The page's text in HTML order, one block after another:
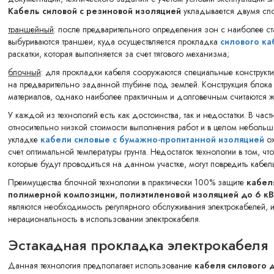
Кабель силовой с резиновой изоляцией укладывается двумя
траншейный: после предварительного определения зон с наиболее
выбуриваются траншеи, куда осуществляется прокладка силового
раскатки, которая выполняется за счет тягового механизма;
блочный: для прокладки кабеля сооружаются специальные
на предварительно заданной глубине под землей. Конструкция блока
материалов, однако наиболее практичным и долговечным считаются
У каждой из технологий есть как достоинства, так и недостатки. В
относительно низкой стоимости выполнения работ и в целом
укладке кабели силовые с бумажно-пропитанной изоляцией
счет оптимальной температуры грунта. Недостаток технологии в том,
которые будут проводиться на данном участке, могут повредить
Преимущества блочной технологии в практически 100% защите
полимерной композиции, полиэтиленовой изоляцией до 6 кВ
являются необходимость регулярного обслуживания
нерациональность в использовании электрокабеля.
Эстакадная прокладка электрокабеля
Данная технология предполагает использование кабеля силового